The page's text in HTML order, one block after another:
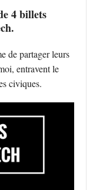
4 billets
de partager leurs
entravent le
civiques.